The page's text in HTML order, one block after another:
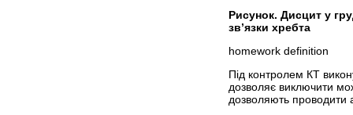
Рисунок. Дисцит у
зв’язки хребта
homework definition
Під контролем КТ
дозволяє виключити
дозволяють проводити